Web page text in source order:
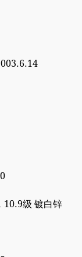
10.9级 镀白锌